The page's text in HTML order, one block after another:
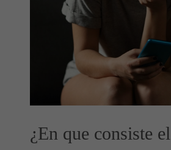
¿En que consiste el